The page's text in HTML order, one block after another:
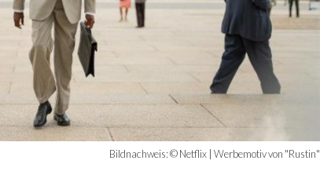
Bildnachweis: © Netflix | Werbemotiv von "Rustin"